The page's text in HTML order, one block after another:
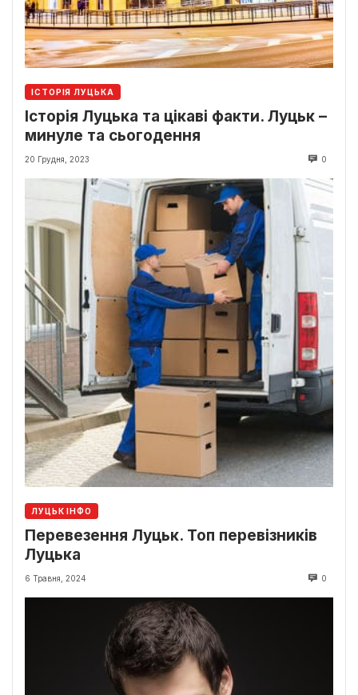
ІСТОРІЯ ЛУЦЬКА
Історія Луцька та цікаві факти. Луцьк –
минуле та сьогодення
20 Грудня, 2023 0
ЛУЦЬК ІНФО
Перевезення Луцьк. Топ перевізників
Луцька
6 Травня, 2024 0